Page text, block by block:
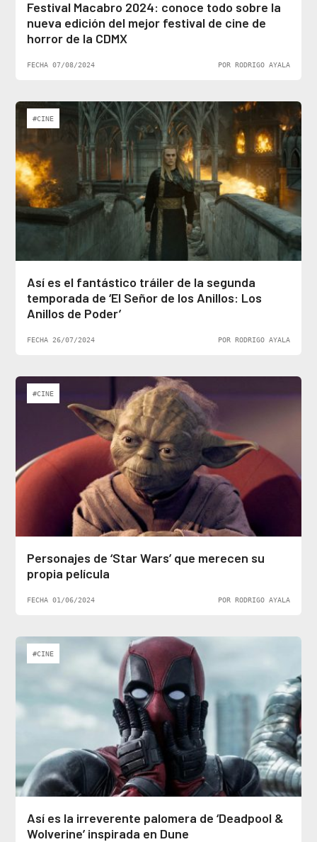
Festival Macabro 2024: conoce todo sobre la
nueva edición del mejor festival de cine de
horror de la CDMX
FECHA 07/08/2024 POR RODRIGO AYALA
#CINE
Así es el fantástico tráiler de la segunda
temporada de ‘El Señor de los Anillos: Los
Anillos de Poder’
FECHA 26/07/2024 POR RODRIGO AYALA
#CINE
Personajes de ‘Star Wars’ que merecen su
propia película
FECHA 01/06/2024 POR RODRIGO AYALA
#CINE
Así es la irreverente palomera de ‘Deadpool &
Wolverine’ inspirada en Dune